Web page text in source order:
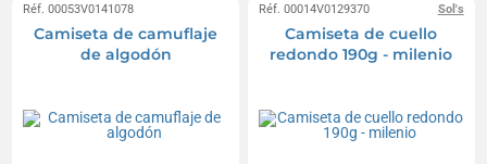
Réf. 00053V0141078
Camiseta de camuflaje
de algodón
Sol's
Réf. 00014V0129370
Camiseta de cuello
redondo 190g - milenio